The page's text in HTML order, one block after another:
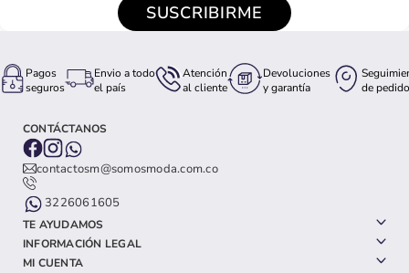
SUSCRIBIRME
Pagos
seguros
Envio a todo
el país
Atención
al cliente
Devoluciones
y garantía
de pedido
CONTÁCTANOS
contactosm@somosmoda.com.co
3226061605
TE AYUDAMOS
INFORMACIÓN LEGAL
MI CUENTA